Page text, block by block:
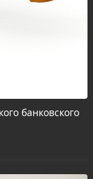
банковского